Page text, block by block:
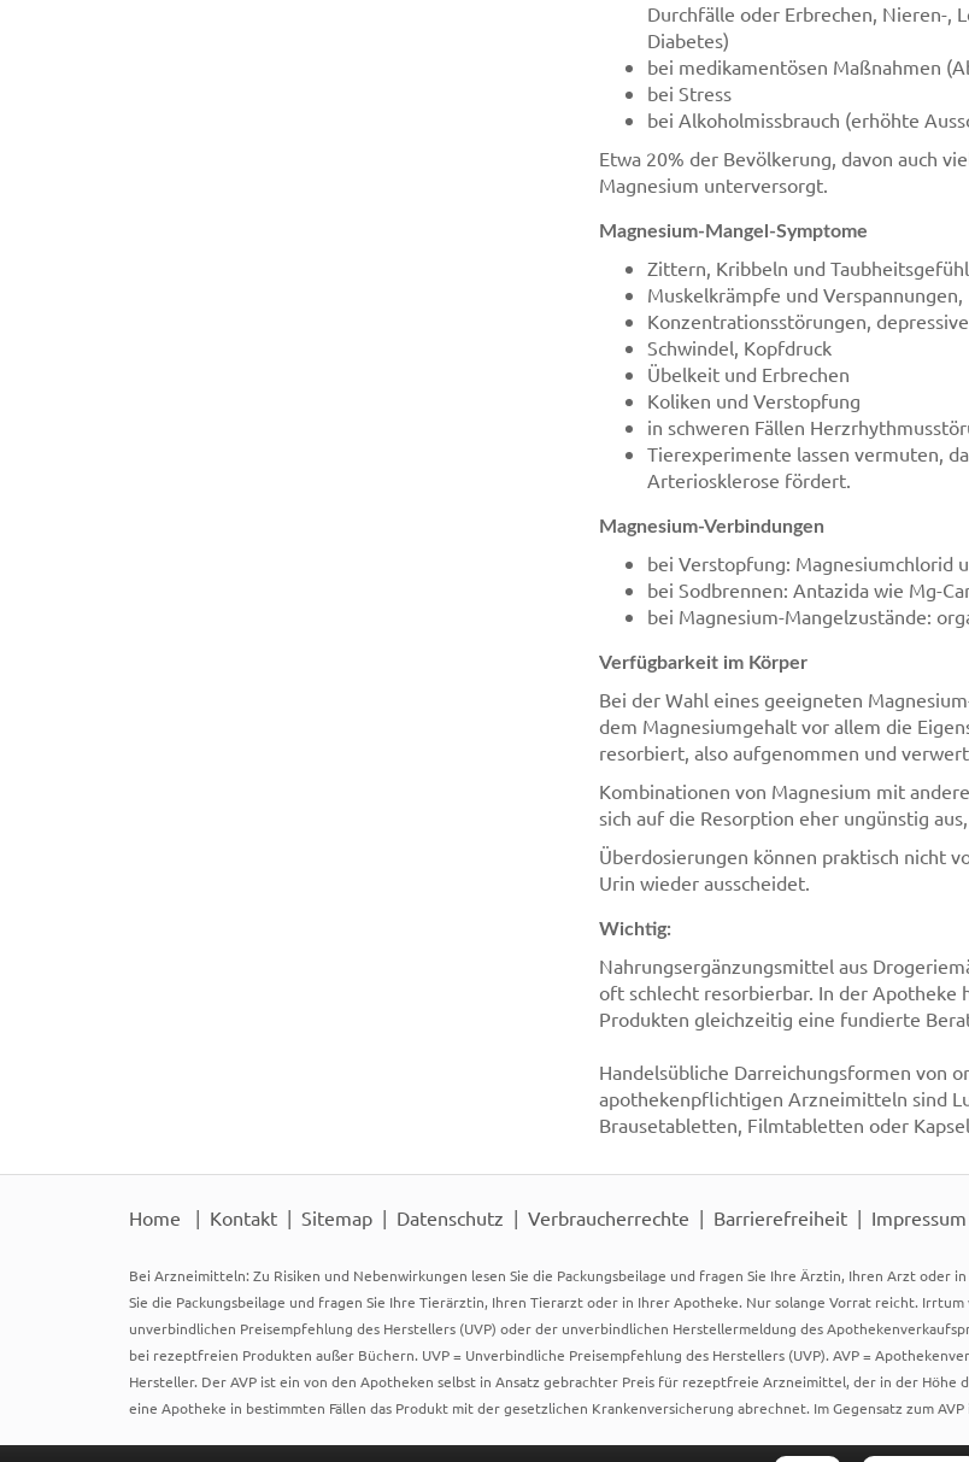
Durchfälle oder Erbrechen, Nieren-,
Diabetes)
bei medikamentösen Maßnahmen
bei Stress
bei Alkoholmissbrauch (erhöhte
Etwa 20% der Bevölkerung, davon auch
Magnesium unterversorgt.
Magnesium-Mangel-Symptome
Zittern, Kribbeln und
Muskelkrämpfe und Verspannungen,
Konzentrationsstörungen,
Schwindel, Kopfdruck
Übelkeit und Erbrechen
Koliken und Verstopfung
in schweren Fällen
Tierexperimente lassen vermuten,
Arteriosklerose fördert.
Magnesium-Verbindungen
bei Verstopfung: Magnesiumchlorid
bei Sodbrennen: Antazida wie Mg-
bei Magnesium-Mangelzustände:
Verfügbarkeit im Körper
Bei der Wahl eines geeigneten
dem Magnesiumgehalt vor allem die
resorbiert, also aufgenommen und
Kombinationen von Magnesium mit
sich auf die Resorption eher ungünstig
Überdosierungen können praktisch nicht
Urin wieder ausscheidet.
Wichtig:
Nahrungsergänzungsmittel aus
oft schlecht resorbierbar. In der
Produkten gleichzeitig eine fundierte
Handelsübliche Darreichungsformen von
apothekenpflichtigen Arzneimitteln sind
Brausetabletten, Filmtabletten oder
Home Kontakt Sitemap Datenschutz Verbraucherrechte Barrierefreiheit Impressum
Bei Arzneimitteln: Zu Risiken und Nebenwirkungen lesen Sie die Packungsbeilage und fragen Sie Ihre Ärztin, Ihren Arzt
Sie die Packungsbeilage und fragen Sie Ihre Tierärztin, Ihren Tierarzt oder in Ihrer Apotheke. Nur solange Vorrat reicht.
unverbindlichen Preisempfehlung des Herstellers (UVP) oder der unverbindlichen Herstellermeldung des
bei rezeptfreien Produkten außer Büchern. UVP = Unverbindliche Preisempfehlung des Herstellers (UVP). AVP =
Hersteller. Der AVP ist ein von den Apotheken selbst in Ansatz gebrachter Preis für rezeptfreie Arzneimittel, der in der
eine Apotheke in bestimmten Fällen das Produkt mit der gesetzlichen Krankenversicherung abrechnet. Im Gegensatz zum